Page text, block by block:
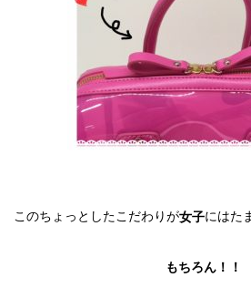
このちょっとしたこだわりが女子にはた
もちろん！！